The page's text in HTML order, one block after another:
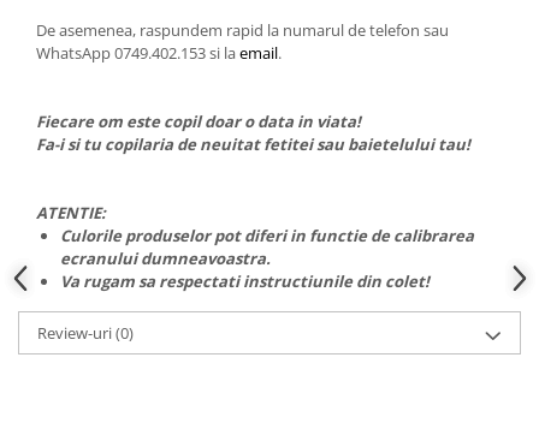
De asemenea, raspundem rapid la numarul de telefon sau
WhatsApp 0749.402.153 si laemail.
Fiecare om este copil doar o data in viata!
Fa-i si tu copilaria de neuitat fetitei sau baietelului tau!
ATENTIE:
Culorile produselor pot diferi in functie de calibrarea
ecranului dumneavoastra.
Va rugam sa respectati instructiunile din colet!
Review-uri(0)